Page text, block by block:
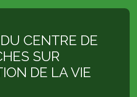
CENTRE DE
SUR
DE LA VIE